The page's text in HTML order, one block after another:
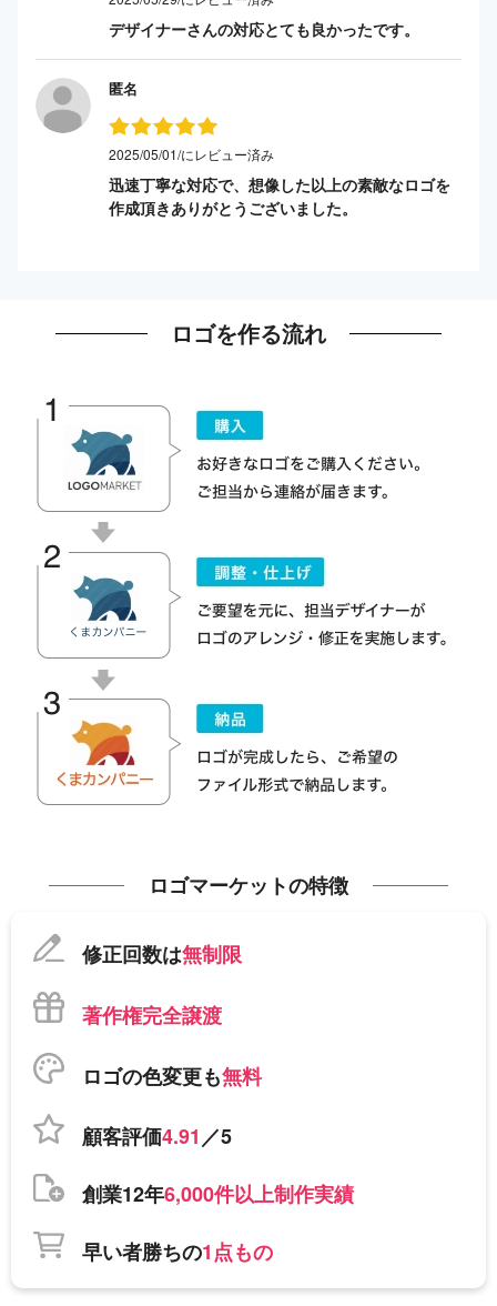
デザイナーさんの対応とても良かったです。
匿名
2025/05/01/にレビュー済み
迅速丁寧な対応で、想像した以上の素敵なロゴを
作成頂きありがとうございました。
ロゴを作る流れ
ロゴマーケットの特徴
修正回数は無制限
著作権完全譲渡
ロゴの色変更も無料
顧客評価4.91／5
創業12年6,000件以上制作実績
早い者勝ちの1点もの